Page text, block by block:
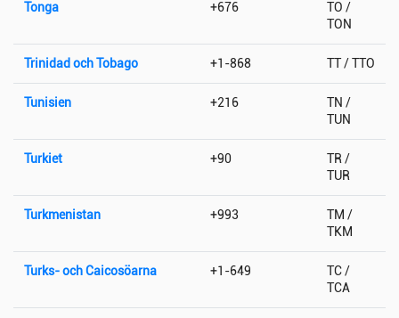
Tonga +676
TO /
TON
Trinidad och Tobago +1-868 TT / TTO
Tunisien +216
TN /
TUN
Turkiet +90
TR /
TUR
Turkmenistan +993
TM /
TKM
Turks- och Caicosöarna +1-649
TC /
TCA